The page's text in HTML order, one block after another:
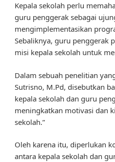
Kepala sekolah perlu
guru penggerak sebagai
mengimplementasikan
Sebaliknya, guru penggerak
misi kepala sekolah untuk
Dalam sebuah penelitian
Sutrisno, M.Pd, disebutkan
kepala sekolah dan guru
meningkatkan motivasi dan
sekolah.”
Oleh karena itu, diperlukan
antara kepala sekolah dan